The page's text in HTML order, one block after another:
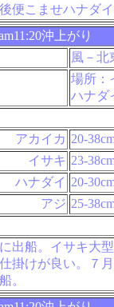
便こませハナダ
沖上がり
風－北
場所：
ハナダ
アカイカ 20-
イサキ 23-
ハナダイ 20-
アジ 25-
出船。イサキ大
掛けが良い。７
。